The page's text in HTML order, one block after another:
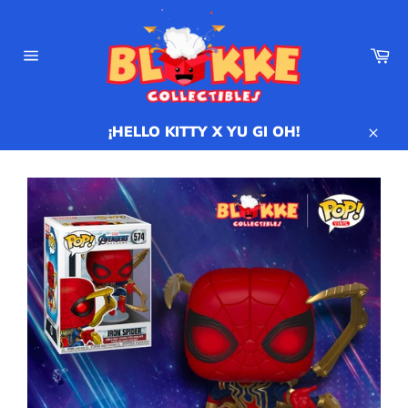
Navegación
¡HELLO KITTY X YU GI OH!